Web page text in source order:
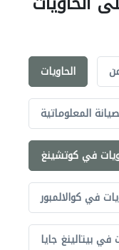
الحاويات
المعلوماتية
في كوتشينغ
في كوالالمبور
بيتالينغ جايا